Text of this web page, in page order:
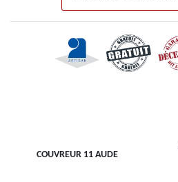
COUVREUR 11 AUDE